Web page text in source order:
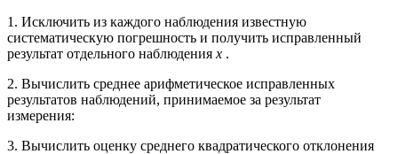
1. Исключить из каждого наблюдения известную
систематическую погрешность и получить исправленный
результат отдельного наблюдения x .
2. Вычислить среднее арифметическое исправленных
результатов наблюдений, принимаемое за результат
измерения:
3. Вычислить оценку среднего квадратического отклонения